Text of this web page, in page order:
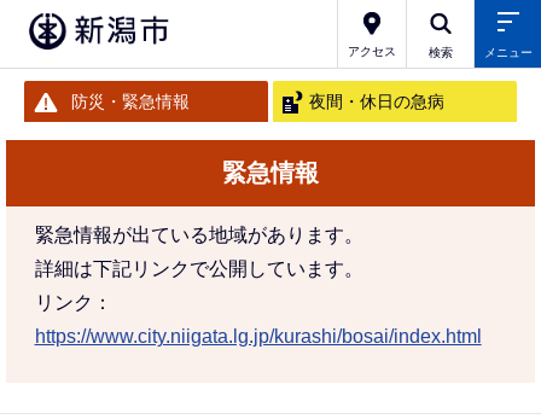
アクセス 検索 メニュー
防災・緊急情報 夜間・休日の急病
緊急情報
緊急情報が出ている地域があります。
詳細は下記リンクで公開しています。
リンク：
https://www.city.niigata.lg.jp/kurashi/bosai/index.html